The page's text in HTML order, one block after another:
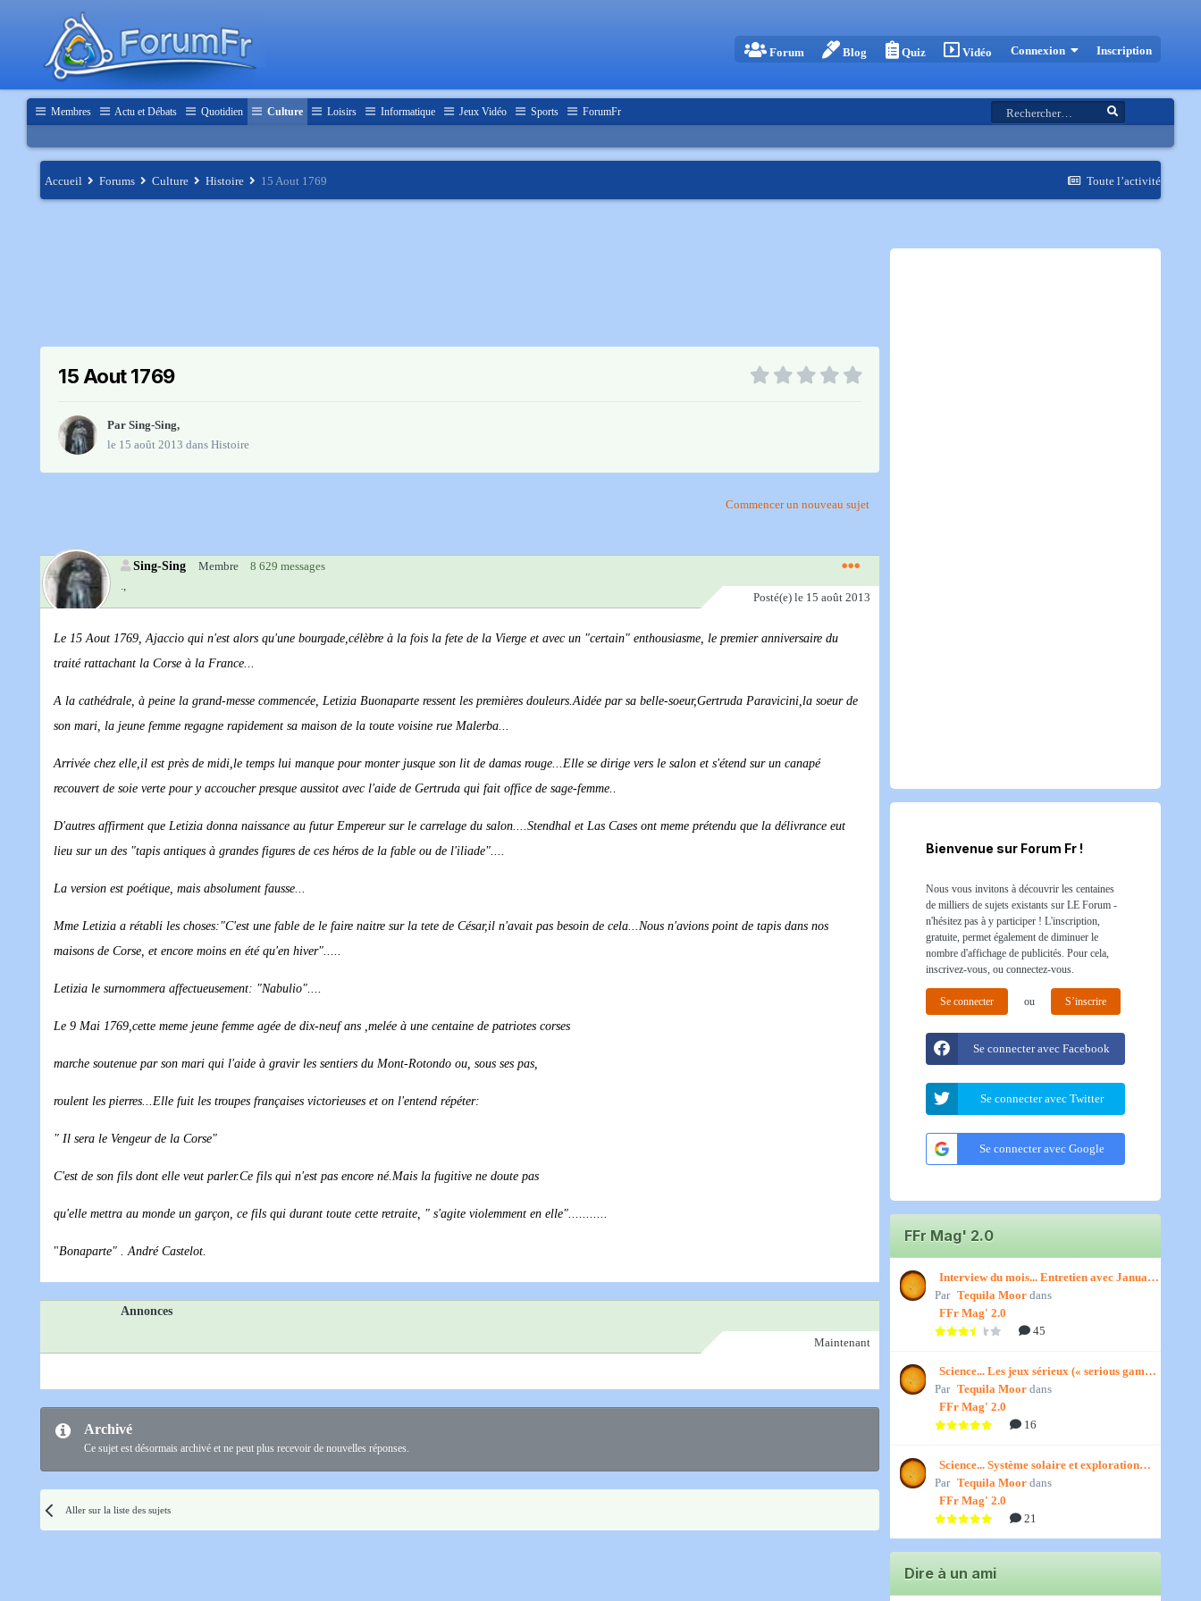
Forum Blog Quiz Vidéo Connexion Inscription
Membres Actu et Débats Quotidien Culture Loisirs Informatique Jeux Vidéo Sports ForumFr
Toute l’activité
Accueil Forums Culture Histoire 15 Aout 1769
15 Aout 1769
Par Sing-Sing,
le 15 août 2013 dans Histoire
Commencer un nouveau sujet
Sing-Sing Membre
8 629 messages
.,
Posté(e) le 15 août 2013
Le 15 Aout 1769, Ajaccio qui n'est alors qu'une bourgade,célèbre à la fois la fete de la Vierge et avec un "certain" enthousiasme, le premier anniversaire du
traité rattachant la Corse à la France...
A la cathédrale, à peine la grand-messe commencée, Letizia Buonaparte ressent les premières douleurs.Aidée par sa belle-soeur,Gertruda Paravicini,la soeur de
son mari, la jeune femme regagne rapidement sa maison de la toute voisine rue Malerba...
Arrivée chez elle,il est près de midi,le temps lui manque pour monter jusque son lit de damas rouge...Elle se dirige vers le salon et s'étend sur un canapé
recouvert de soie verte pour y accoucher presque aussitot avec l'aide de Gertruda qui fait office de sage-femme..
D'autres affirment que Letizia donna naissance au futur Empereur sur le carrelage du salon....Stendhal et Las Cases ont meme prétendu que la délivrance eut
lieu sur un des "tapis antiques à grandes figures de ces héros de la fable ou de l'iliade"....
La version est poétique, mais absolument fausse...
Mme Letizia a rétabli les choses:"C'est une fable de le faire naitre sur la tete de César,il n'avait pas besoin de cela...Nous n'avions point de tapis dans nos
maisons de Corse, et encore moins en été qu'en hiver".....
Letizia le surnommera affectueusement: "Nabulio"....
Le 9 Mai 1769,cette meme jeune femme agée de dix-neuf ans ,melée à une centaine de patriotes corses
marche soutenue par son mari qui l'aide à gravir les sentiers du Mont-Rotondo ou, sous ses pas,
roulent les pierres...Elle fuit les troupes françaises victorieuses et on l'entend répéter:
" Il sera le Vengeur de la Corse"
C'est de son fils dont elle veut parler.Ce fils qui n'est pas encore né.Mais la fugitive ne doute pas
qu'elle mettra au monde un garçon, ce fils qui durant toute cette retraite, " s'agite violemment en elle"...........
"Bonaparte" . André Castelot.
Annonces
Maintenant
Archivé
Ce sujet est désormais archivé et ne peut plus recevoir de nouvelles réponses.
Aller sur la liste des sujets
Bienvenue sur Forum Fr !
Nous vous invitons à découvrir les centaines
de milliers de sujets existants sur LE Forum -
n'hésitez pas à y participer ! L'inscription,
gratuite, permet également de diminuer le
nombre d'affichage de publicités. Pour cela,
inscrivez-vous, ou connectez-vous.
Se connecter ou S’inscrire
Se connecter avec Facebook
Se connecter avec Twitter
Se connecter avec Google
FFr Mag' 2.0
Interview du mois... Entretien avec January,
par Titenath
Par Tequila Moor dans
FFr Mag' 2.0
45
Science... Les jeux sérieux (« serious games
») par Jedino
Par Tequila Moor dans
FFr Mag' 2.0
16
Science... Système solaire et exploration
spatiale, par Jedino
Par Tequila Moor dans
FFr Mag' 2.0
21
Dire à un ami